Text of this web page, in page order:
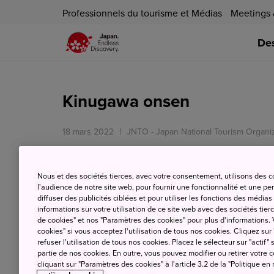
Professionnels du tourisme et Médias Meetings
Kinugawa onsen
18 mars 2022 JNTO - Japan National Tourism
Kinugawa Onsen, dans la préfecture de
populaires de la région de Kanto, avec des
de la rivière Kinugawa.
L'une des attractions les plus populaires à
Kinugawa en bateau pour profiter de la
commence à partir de la mi-avril).
Nous et des sociétés tierces, avec votre consentement, utilisons des
l'audience de notre site web, pour fournir une fonctionnalité et une
diffuser des publicités ciblées et pour utiliser les fonctions des
informations sur votre utilisation de ce site web avec des sociétés
de cookies" et nos "Paramètres des cookies" pour plus
cookies" si vous acceptez l'utilisation de tous nos cookies. Cliquez
refuser l'utilisation de tous nos cookies. Placez le sélecteur sur
partie de nos cookies. En outre, vous pouvez modifier ou retirer votre
cliquant sur "Paramètres des cookies" à l'article 3.2 de la "Politique en